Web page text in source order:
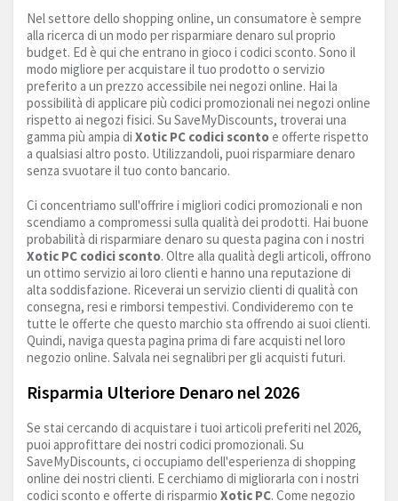
Nel settore dello shopping online, un consumatore è sempre
alla ricerca di un modo per risparmiare denaro sul proprio
budget. Ed è qui che entrano in gioco i codici sconto. Sono il
modo migliore per acquistare il tuo prodotto o servizio
preferito a un prezzo accessibile nei negozi online. Hai la
possibilità di applicare più codici promozionali nei negozi online
rispetto ai negozi fisici. Su SaveMyDiscounts, troverai una
gamma più ampia di Xotic PC codici scontoe offerte rispetto
a qualsiasi altro posto. Utilizzandoli, puoi risparmiare denaro
senza svuotare il tuo conto bancario.
Ci concentriamo sull'offrire i migliori codici promozionali e non
scendiamo a compromessi sulla qualità dei prodotti. Hai buone
probabilità di risparmiare denaro su questa pagina con i nostri
Xotic PC codici sconto. Oltre alla qualità degli articoli, offrono
un ottimo servizio ai loro clienti e hanno una reputazione di
alta soddisfazione. Riceverai un servizio clienti di qualità con
consegna, resi e rimborsi tempestivi. Condivideremo con te
tutte le offerte che questo marchio sta offrendo ai suoi clienti.
Quindi, naviga questa pagina prima di fare acquisti nel loro
negozio online. Salvala nei segnalibri per gli acquisti futuri.
Risparmia Ulteriore Denaro nel 2026
Se stai cercando di acquistare i tuoi articoli preferiti nel 2026,
puoi approfittare dei nostri codici promozionali. Su
SaveMyDiscounts, ci occupiamo dell'esperienza di shopping
online dei nostri clienti. E cerchiamo di migliorarla con i nostri
codici sconto e offerte di risparmio Xotic PC. Come negozio